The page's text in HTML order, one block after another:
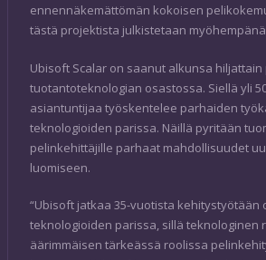
ennennäkemättömän kokoisen
tästä projektista julkistetaan
Ubisoft Scalar on saanut alkunsa
tuotantoteknologian osastossa. Siellä yli
asiantuntijaa työskentelee parhaiden
teknologioiden parissa. Näillä pyritään
pelinkehittäjille parhaat mahdollisuudet
luomiseen.
“Ubisoft jatkaa 35-vuotista kehitystyötään
teknologioiden parissa, sillä teknologinen
äärimmäisen tärkeässä roolissa